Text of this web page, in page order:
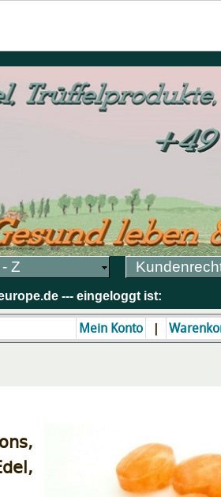
Z
--- eingeloggt ist:
Mein Konto |